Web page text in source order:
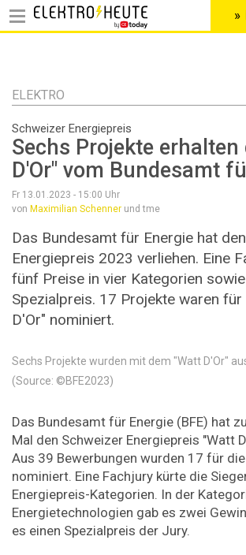
Inhalt
HEADER
MENU
»
ELEKTRO
Schweizer Energiepreis
Sechs Projekte erhalten
D'Or" vom Bundesamt
Fr 13.01.2023 - 15:00 Uhr
von Maximilian Schenner und tme
Das Bundesamt für Energie hat
Energiepreis 2023 verliehen. Eine
fünf Preise in vier Kategorien
Spezialpreis. 17 Projekte waren
D'Or" nominiert.
Sechs Projekte wurden mit dem "Watt D'Or"
(Source: ©BFE2023)
Das Bundesamt für Energie (BFE) hat
Mal den Schweizer Energiepreis "Watt
Aus 39 Bewerbungen wurden 17 für
nominiert. Eine Fachjury kürte die
Energiepreis-Kategorien. In der
Energietechnologien gab es zwei
es einen Spezialpreis der Jury.